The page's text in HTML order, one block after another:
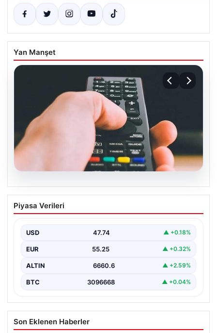
Yan Manşet
Türksat 3A Uydu Hizmetlerine Son
Dönem Uyarısı: Kanal Güncellemeleri
Türksat 3A uydusu, uzun yıllar boyunca Türkiye'nin
Piyasa Verileri
USD 47.74 ▲ +0.18%
EUR 55.25 ▲ +0.32%
ALTIN 6660.6 ▲ +2.59%
BTC 3096668 ▲ +0.04%
Son Eklenen Haberler